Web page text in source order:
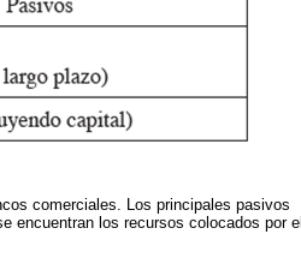
comerciales. Los principales pasivos
encuentran los recursos colocados por el